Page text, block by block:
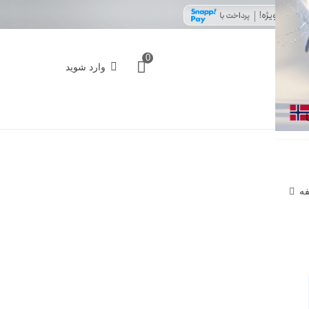
0
وارد شوید